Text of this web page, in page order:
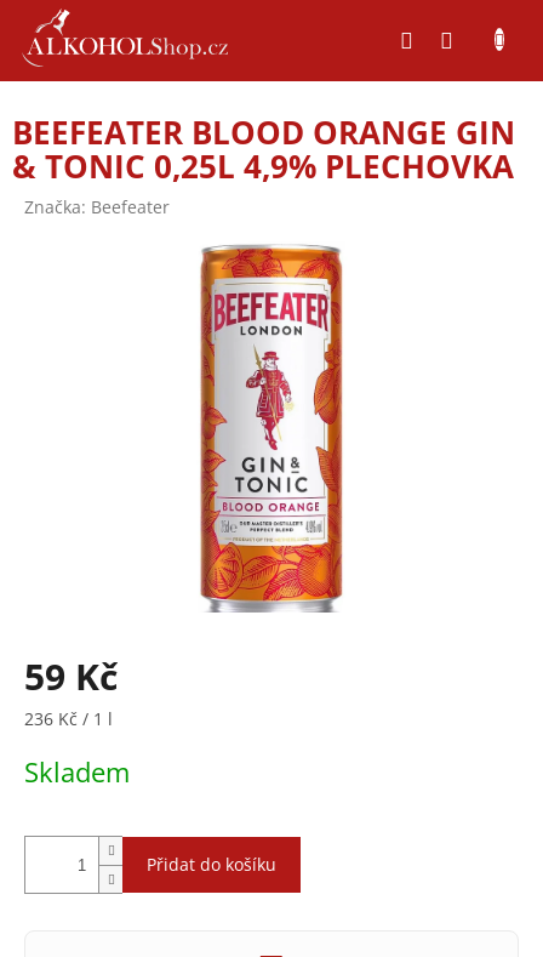
obsah
BEEFEATER BLOOD ORANGE GIN
& TONIC 0,25L 4,9% PLECHOVKA
Značka: Beefeater
59 Kč
Měrná
236 Kč / 1 l
Skladem
Přidat do košíku